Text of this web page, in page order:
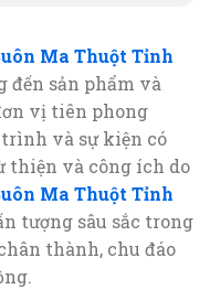
Ma Thuột Tỉnh
đến sản phẩm và
vị tiên phong
và sự kiện có
thiện và công ích do
Ma Thuột Tỉnh
tượng sâu sắc trong
thành, chu đáo